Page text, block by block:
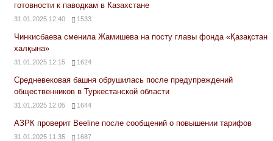
готовности к паводкам в Казахстане
31.01.2025 12:40 1533
Чинкисбаева сменила Жамишева на посту главы фонда «Қазақстан
халқына»
31.01.2025 12:15 1624
Средневековая башня обрушилась после предупреждений
общественников в Туркестанской области
31.01.2025 12:05 1644
АЗРК проверит Beeline после сообщений о повышении тарифов
31.01.2025 11:35 1687